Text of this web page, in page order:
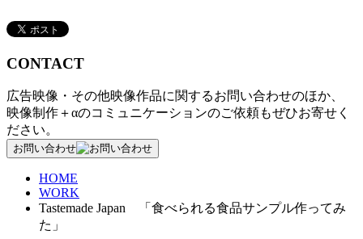
CONTACT
広告映像・その他映像作品に関するお問い合わせのほか、
映像制作＋αのコミュニケーションのご依頼もぜひお寄せく
ださい。
お問い合わせ
HOME
WORK
Tastemade Japan 「食べられる食品サンプル作ってみ
た」